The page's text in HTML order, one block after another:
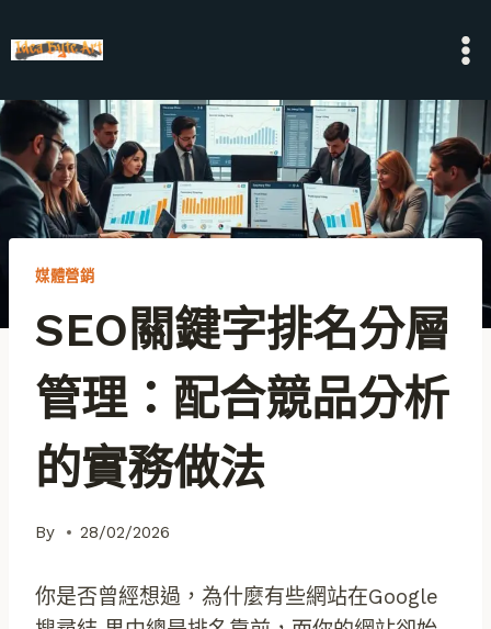
to
媒體營銷
SEO關鍵字排名分層
管理：配合競品分析
的實務做法
By 28/02/2026
你是否曾經想過，為什麼有些網站在Google